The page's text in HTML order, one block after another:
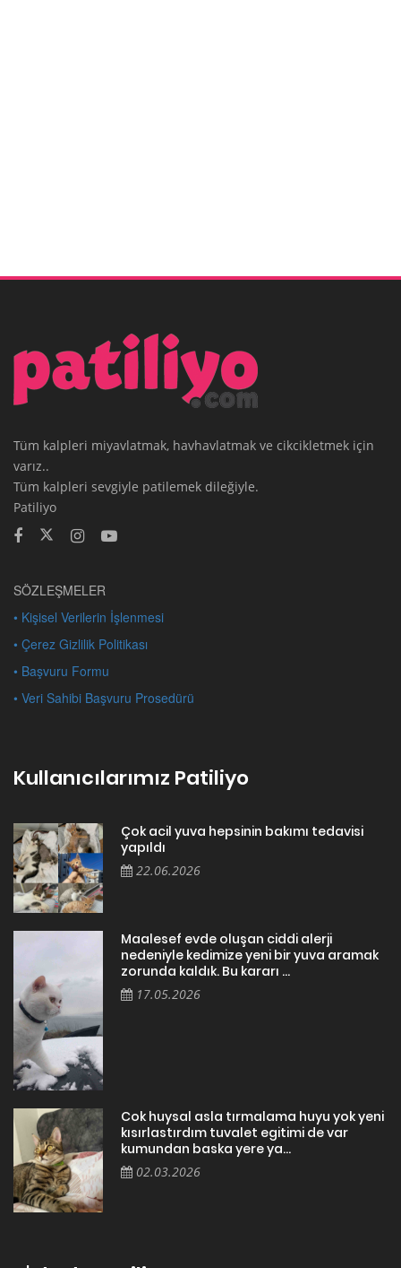
Tüm kalpleri miyavlatmak, havhavlatmak ve cikcikletmek için
varız..
Tüm kalpleri sevgiyle patilemek dileğiyle.
Patiliyo
SÖZLEŞMELER
• Kişisel Verilerin İşlenmesi
• Çerez Gizlilik Politikası
• Başvuru Formu
• Veri Sahibi Başvuru Prosedürü
Kullanıcılarımız Patiliyo
Çok acil yuva hepsinin bakımı tedavisi
yapıldı
22.06.2026
Maalesef evde oluşan ciddi alerji
nedeniyle kedimize yeni bir yuva aramak
zorunda kaldık. Bu kararı ...
17.05.2026
Cok huysal asla tırmalama huyu yok yeni
kısırlastırdım tuvalet egitimi de var
kumundan baska yere ya...
02.03.2026